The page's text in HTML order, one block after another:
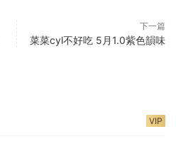
下一篇
菜菜cyl不好吃 5月1.0紫色韻味
VIP